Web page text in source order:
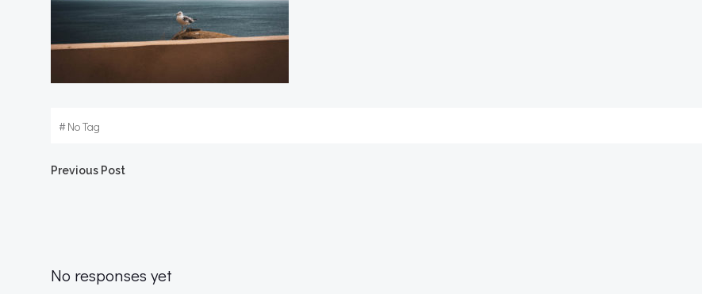
#No Tag
Post
Previous Post
No responses yet